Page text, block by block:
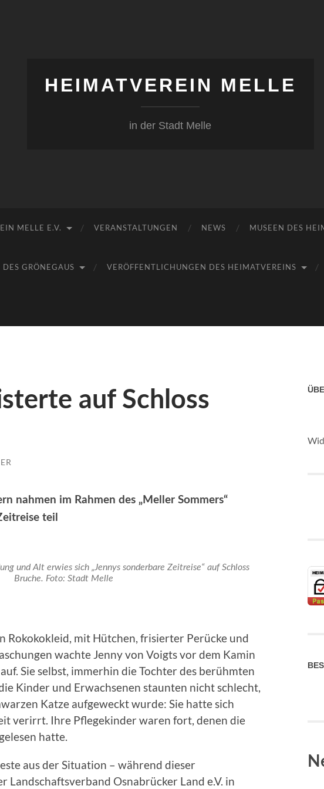
HEIMATVEREIN MELLE
in der Stadt Melle
MELLE E.V. VERANSTALTUNGEN NEWS MUSEEN DES
DES GRÖNEGAUS VERÖFFENTLICHUNGEN DES HEIMATVEREINS
auf Schloss
nahmen im Rahmen des „Meller Sommers“
teil
und Alt erwies sich „Jennys sonderbare Zeitreise“ auf Schloss
Bruche. Foto: Stadt Melle
Rokokokleid, mit Hütchen, frisierter Perücke und
wachte Jenny von Voigts vor dem Kamin
Sie selbst, immerhin die Tochter des berühmten
Kinder und Erwachsenen staunten nicht schlecht,
Katze aufgeweckt wurde: Sie hatte sich
verirrt. Ihre Pflegekinder waren fort, denen die
hatte.
aus der Situation – während dieser
Landschaftsverband Osnabrücker Land e.V. in